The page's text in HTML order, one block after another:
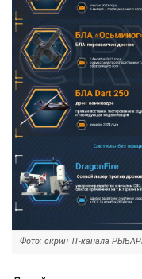
Фото: скрин ТГ-канала